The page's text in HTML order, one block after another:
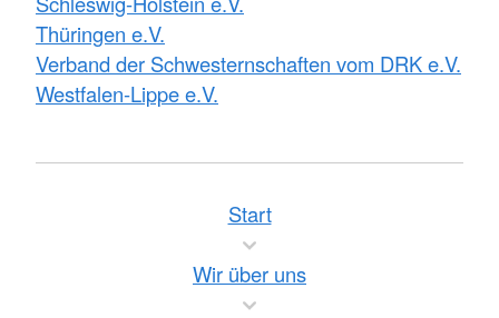
Thüringen e.V.
Verband der Schwesternschaften vom DRK e.V.
Westfalen-Lippe e.V.
Start
Wir über uns